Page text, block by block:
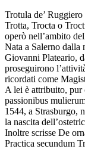
Trotula de’
Trotta, Trocta o
operò nell’ambito
Nata a Salerno dalla
Giovanni Plateario,
proseguirono
ricordati come
A lei è attribuito, pur
passionibus
1544, a Strasburgo,
la nascita
Inoltre scrisse De
Practica secundum